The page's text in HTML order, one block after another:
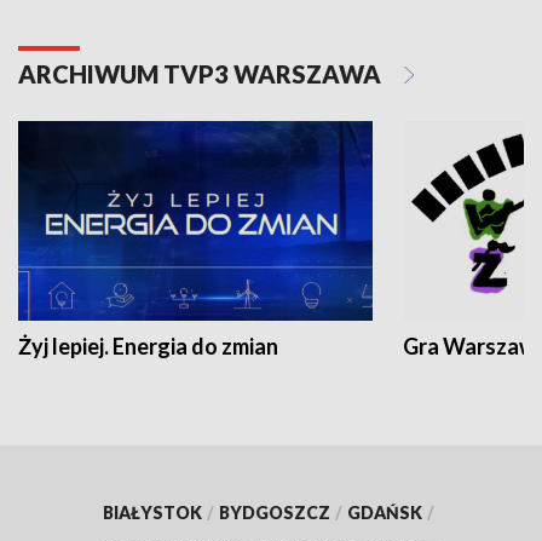
ARCHIWUM TVP3 WARSZAWA
Żyj lepiej. Energia do zmian Gra
BIAŁYSTOK / BYDGOSZCZ / GDAŃSK /